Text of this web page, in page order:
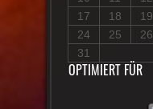
17
18 19
24
25 26
31
OPTIMIERT FÜR